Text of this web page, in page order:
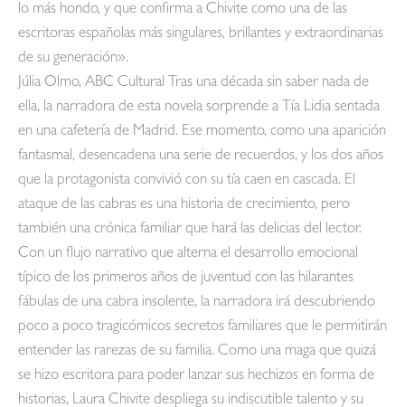
lo más hondo, y que confirma a Chivite como una de las
escritoras españolas más singulares, brillantes y extraordinarias
de su generación».
Júlia Olmo, ABC Cultural Tras una década sin saber nada de
ella, la narradora de esta novela sorprende a Tía Lidia sentada
en una cafetería de Madrid. Ese momento, como una aparición
fantasmal, desencadena una serie de recuerdos, y los dos años
que la protagonista convivió con su tía caen en cascada. El
ataque de las cabras es una historia de crecimiento, pero
también una crónica familiar que hará las delicias del lector.
Con un flujo narrativo que alterna el desarrollo emocional
típico de los primeros años de juventud con las hilarantes
fábulas de una cabra insolente, la narradora irá descubriendo
poco a poco tragicómicos secretos familiares que le permitirán
entender las rarezas de su familia. Como una maga que quizá
se hizo escritora para poder lanzar sus hechizos en forma de
historias, Laura Chivite despliega su indiscutible talento y su